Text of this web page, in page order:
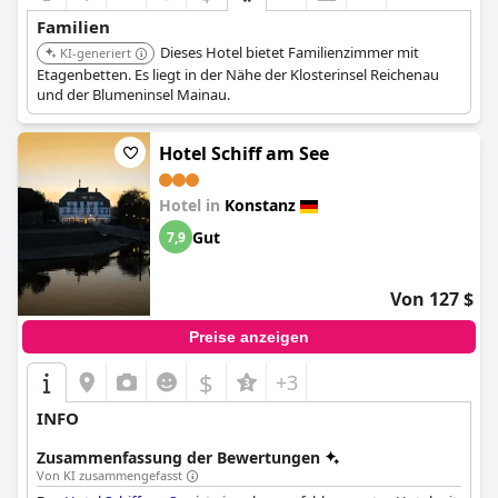
Familien
KI-generiert
Dieses Hotel bietet Familienzimmer mit
Etagenbetten. Es liegt in der Nähe der Klosterinsel Reichenau
und der Blumeninsel Mainau.
Hotel Schiff am See
Hotel in Konstanz
7,9 Gut
Von 127 $
Preise anzeigen
$ +3
INFO
Zusammenfassung der Bewertungen
Von KI zusammengefasst